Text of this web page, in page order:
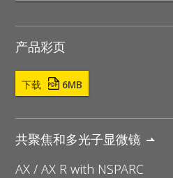
产品彩页
下载 6MB
共聚焦和多光子显微镜
AX / AX R with NSPARC